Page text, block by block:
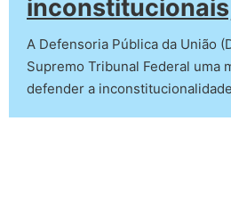
Supremo Tribunal Federal uma
defender a